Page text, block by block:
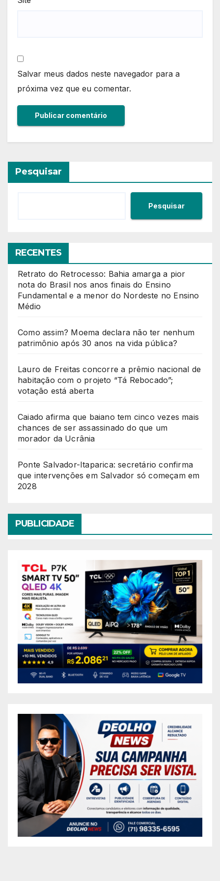
Salvar meus dados neste navegador para a
próxima vez que eu comentar.
Pesquisar
Pesquisar
RECENTES
Retrato do Retrocesso: Bahia amarga a pior
nota do Brasil nos anos finais do Ensino
Fundamental e a menor do Nordeste no Ensino
Médio
Como assim? Moema declara não ter nenhum
patrimônio após 30 anos na vida pública?
Lauro de Freitas concorre a prêmio nacional de
habitação com o projeto “Tá Rebocado”;
votação está aberta
Caiado afirma que baiano tem cinco vezes mais
chances de ser assassinado do que um
morador da Ucrânia
Ponte Salvador-Itaparica: secretário confirma
que intervenções em Salvador só começam em
2028
PUBLICIDADE